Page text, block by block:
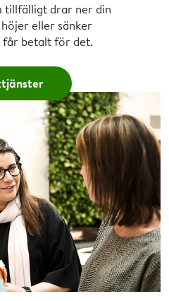
tillfälligt drar ner din
eller sänker
får betalt för det.